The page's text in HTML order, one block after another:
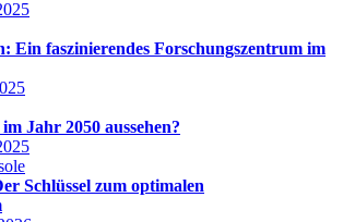
Ein faszinierendes Forschungszentrum im
Jahr 2050 aussehen?
Schlüssel zum optimalen